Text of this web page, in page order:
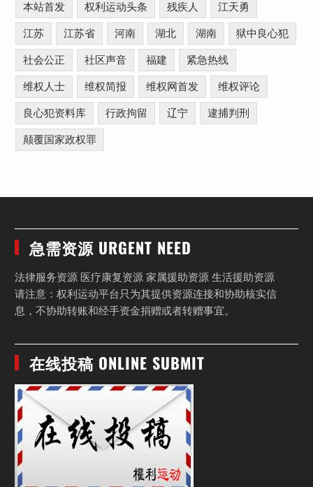
本站首发 权利运动头条 残疾人 江天勇
江苏 江苏省 河南 湖北 湖南 狱中良心犯
社会公正 社区声音 福建 紧急热线
维权人士 维权简报 维权网首发 维权评论
良心犯资料库 行政拘留 辽宁 逮捕判刑
颠覆国家政权罪
急需资源 URGENT NEED
法律服务资源 医疗康复资源 家属援助资源 生活援助资源
请注意：权利运动平台只为其提供资源连接和协助核实信
息，不协助转账和经手资金捐赠或者转赠事宜。
在线投稿 ONLINE SUBMIT